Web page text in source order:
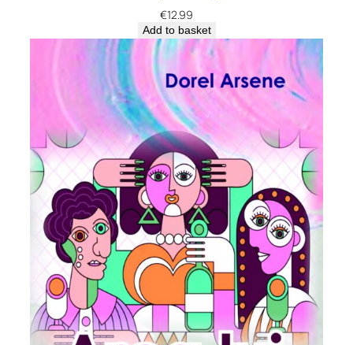
€12.99
Add to basket